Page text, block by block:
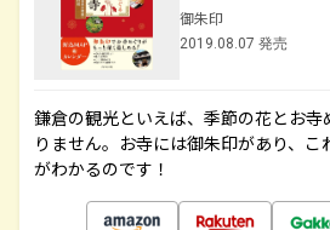
御朱印
2019.08.07 発売
鎌倉の観光といえば、季節の花とお
りません。お寺には御朱印があり、
がわかるのです！